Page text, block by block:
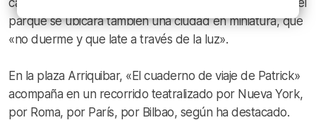
parque se ubicará también una ciudad en miniatura, que
«no duerme y que late a través de la luz».
En la plaza Arriquibar, «El cuaderno de viaje de Patrick»
acompaña en un recorrido teatralizado por Nueva York,
por Roma, por París, por Bilbao, según ha destacado.